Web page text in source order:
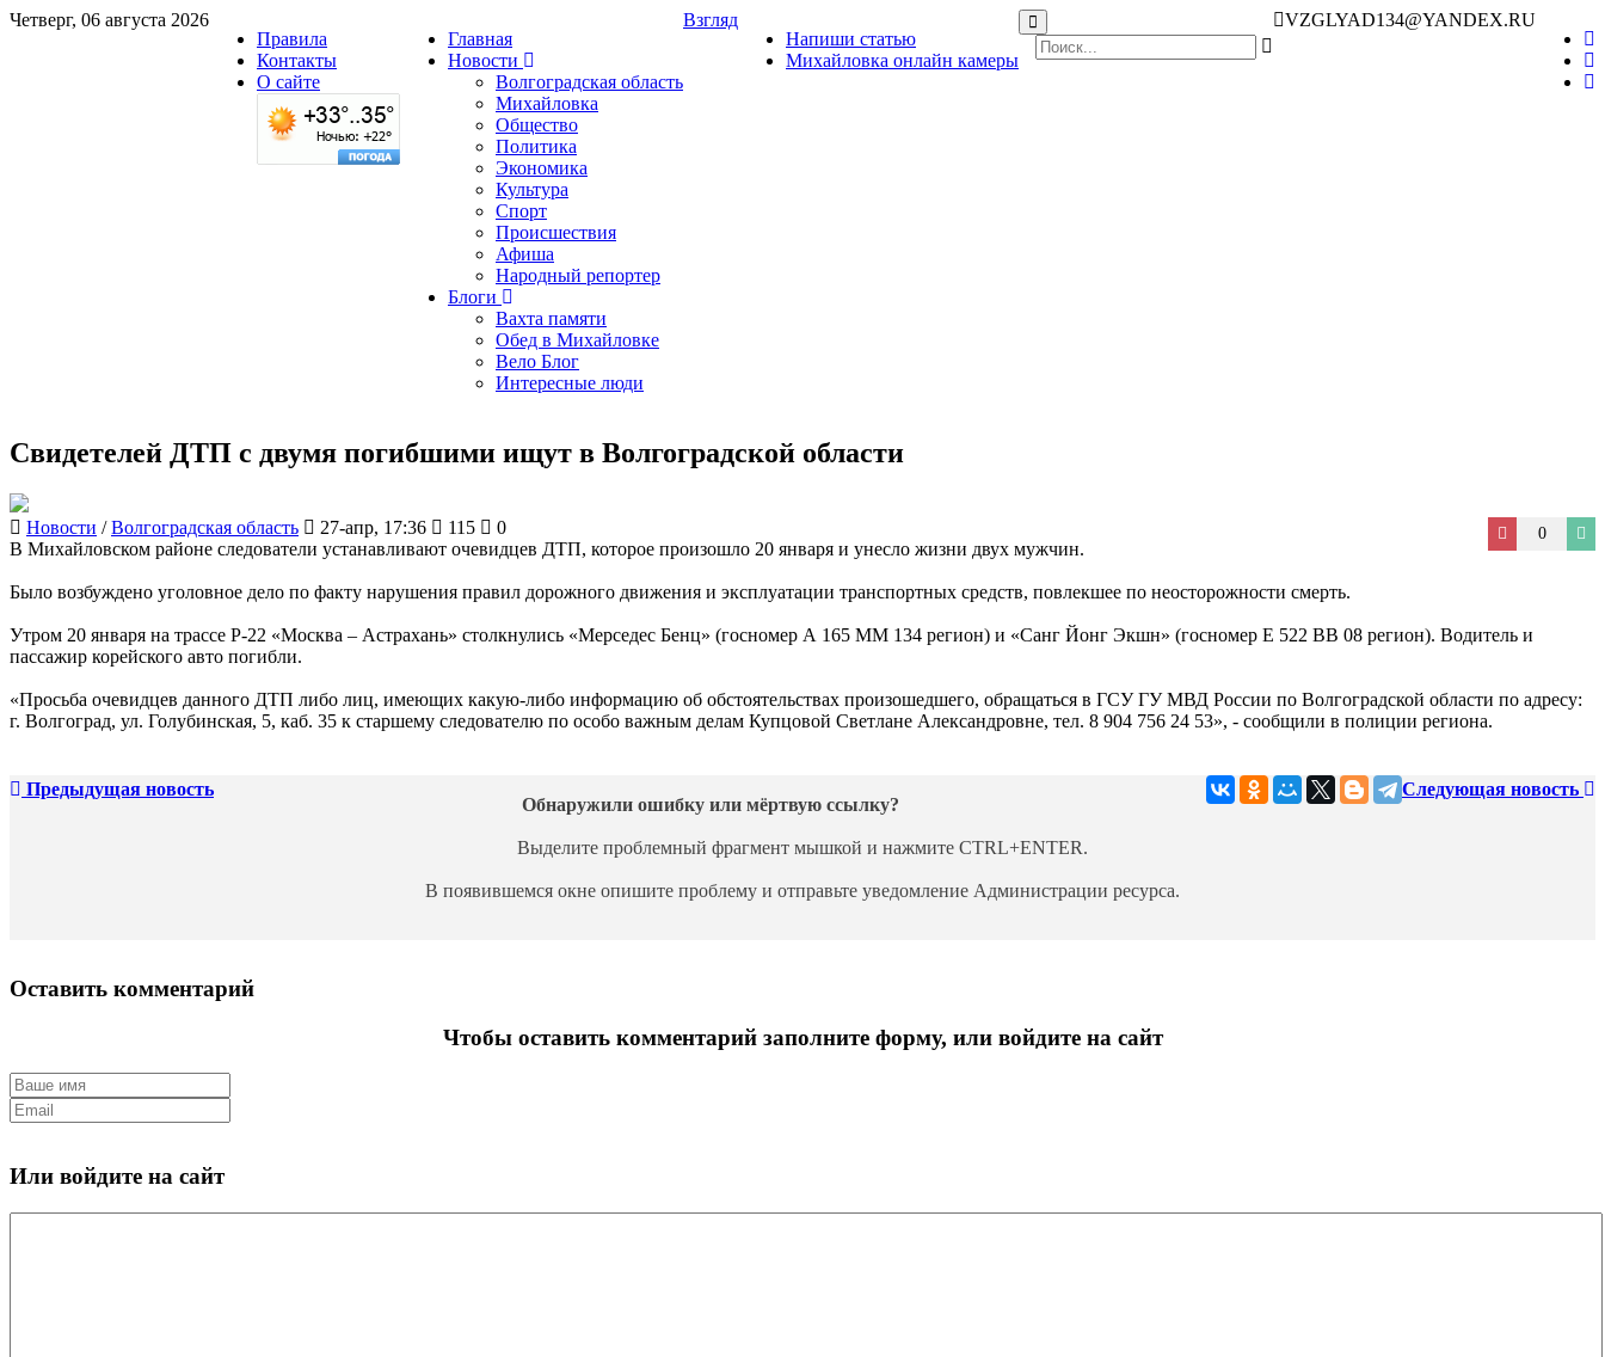
Четверг, 06 августа 2026
Правила
Контакты
О сайте
VZGLYAD134@YANDEX.RU
Главная
Новости
Волгоградская область
Михайловка
Общество
Политика
Экономика
Культура
Спорт
Происшествия
Афиша
Народный репортер
Блоги
Вахта памяти
Обед в Михайловке
Вело Блог
Интересные люди
Взгляд
Напиши статью
Михайловка онлайн камеры
Свидетелей ДТП с двумя погибшими ищут в Волгоградской области
Новости /Волгоградская область 27-апр, 17:36 115 0 0
В Михайловском районе следователи устанавливают очевидцев ДТП, которое произошло 20 января и унесло жизни двух мужчин.
Было возбуждено уголовное дело по факту нарушения правил дорожного движения и эксплуатации транспортных средств, повлекшее по неосторожности смерть.
Утром 20 января на трассе Р-22 «Москва – Астрахань» столкнулись «Мерседес Бенц» (госномер А 165 ММ 134 регион) и «Санг Йонг Экшн» (госномер Е 522 ВВ 08 регион). Водитель и
пассажир корейского авто погибли.
«Просьба очевидцев данного ДТП либо лиц, имеющих какую-либо информацию об обстоятельствах произошедшего, обращаться в ГСУ ГУ МВД России по Волгоградской области по адресу:
г. Волгоград, ул. Голубинская, 5, каб. 35 к старшему следователю по особо важным делам Купцовой Светлане Александровне, тел. 8 904 756 24 53», - сообщили в полиции региона.
Предыдущая новость Следующая новость
Обнаружили ошибку или мёртвую ссылку?
Выделите проблемный фрагмент мышкой и нажмите CTRL+ENTER.
В появившемся окне опишите проблему и отправьте уведомление Администрации ресурса.
Оставить комментарий
Чтобы оставить комментарий заполните форму, или войдите на сайт
Или войдите на сайт